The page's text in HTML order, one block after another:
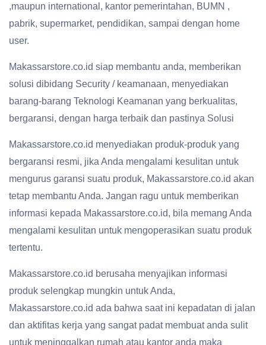
,maupun international, kantor pemerintahan, BUMN ,
pabrik, supermarket, pendidikan, sampai dengan home
user.
Makassarstore.co.id siap membantu anda, memberikan
solusi dibidang Security / keamanaan, menyediakan
barang-barang Teknologi Keamanan yang berkualitas,
bergaransi, dengan harga terbaik dan pastinya Solusi
Makassarstore.co.id menyediakan produk-produk yang
bergaransi resmi, jika Anda mengalami kesulitan untuk
mengurus garansi suatu produk, Makassarstore.co.id akan
tetap membantu Anda. Jangan ragu untuk memberikan
informasi kepada Makassarstore.co.id, bila memang Anda
mengalami kesulitan untuk mengoperasikan suatu produk
tertentu.
Makassarstore.co.id berusaha menyajikan informasi
produk selengkap mungkin untuk Anda,
Makassarstore.co.id ada bahwa saat ini kepadatan di jalan
dan aktifitas kerja yang sangat padat membuat anda sulit
untuk meninggalkan rumah atau kantor anda maka